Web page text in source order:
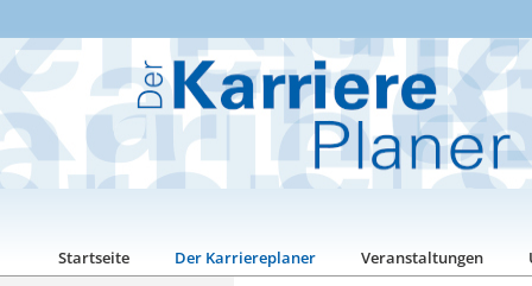
Startseite Der Karriereplaner Veranstaltungen